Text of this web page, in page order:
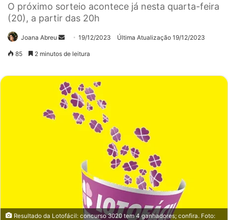
O próximo sorteio acontece já nesta quarta-feira
(20), a partir das 20h
Joana Abreu
Mande19/12/2023 Última Atualização 19/12/2023
85 2 minutos de leitura
Resultado da Lotofácil: concurso 3020 tem 4 ganhadores; confira. Foto: